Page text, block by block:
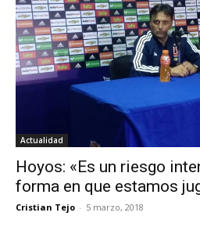
Actualidad
Hoyos: «Es un riesgo
forma en que estamos
Cristian Tejo - 5 marzo, 2018